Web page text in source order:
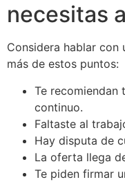
necesitas
Considera hablar con
más de estos puntos:
Te recomiendan
continuo.
Faltaste al
Hay disputa de
La oferta llega
Te piden firmar